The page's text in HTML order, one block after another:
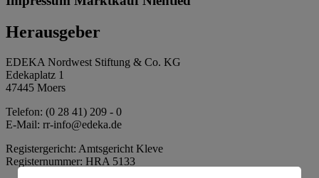
Herausgeber
EDEKA Nordwest Stiftung & Co. KG
Edekaplatz 1
47445 Moers
Telefon: (0 28 41) 209 - 0
E-Mail: rr-info@edeka.de
Registergericht: Amtsgericht Kleve
Registernummer: HRA 5133